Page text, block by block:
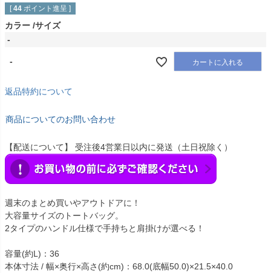
[ 44 ポイント進呈 ]
カラー サイズ
-
- カートに入れる
返品特約について
商品についてのお問い合わせ
【配送について】 受注後4営業日以内に発送（土日祝除く）
週末のまとめ買いやアウトドアに！
大容量サイズのトートバッグ。
2タイプのハンドル仕様で手持ちと肩掛けが選べる！
容量(約L)：36
本体寸法 / 幅×奥行×高さ(約cm)：68.0(底幅50.0)×21.5×40.0